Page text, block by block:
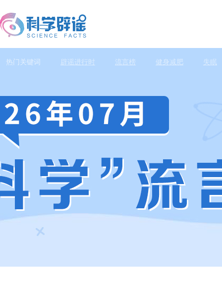
热门关键词 辟谣进行时 流言榜 健身减肥 失眠